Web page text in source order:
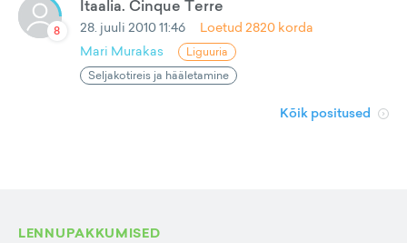
8
Itaalia. Cinque Terre
28. juuli 2010 11:46 Loetud 2820 korda
Mari Murakas
Liguuria
Seljakotireis ja hääletamine
Kõik positused
LENNUPAKKUMISED